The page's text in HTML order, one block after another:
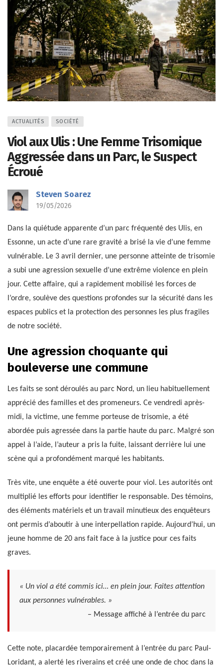
ACTUALITÉS SOCIÉTÉ
Viol aux Ulis : Une Femme Trisomique
Aggressée dans un Parc, le Suspect
Écroué
Steven Soarez
19/05/2026
Dans la quiétude apparente d’un parc fréquenté des Ulis, en
Essonne, un acte d’une rare gravité a brisé la vie d’une femme
vulnérable. Le 3 avril dernier, une personne atteinte de trisomie
a subi une agression sexuelle d’une extrême violence en plein
jour. Cette affaire, qui a rapidement mobilisé les forces de
l’ordre, soulève des questions profondes sur la sécurité dans les
espaces publics et la protection des personnes les plus fragiles
de notre société.
Une agression choquante qui
bouleverse une commune
Les faits se sont déroulés au parc Nord, un lieu habituellement
apprécié des familles et des promeneurs. Ce vendredi après-
midi, la victime, une femme porteuse de trisomie, a été
abordée puis agressée dans la partie haute du parc. Malgré son
appel à l’aide, l’auteur a pris la fuite, laissant derrière lui une
scène qui a profondément marqué les habitants.
Très vite, une enquête a été ouverte pour viol. Les autorités ont
multiplié les efforts pour identifier le responsable. Des témoins,
des éléments matériels et un travail minutieux des enquêteurs
ont permis d’aboutir à une interpellation rapide. Aujourd’hui, un
jeune homme de 20 ans fait face à la justice pour ces faits
graves.
« Un viol a été commis ici… en plein jour. Faites attention
aux personnes vulnérables. »
– Message affiché à l’entrée du parc
Cette note, placardée temporairement à l’entrée du parc Paul-
Loridant, a alerté les riverains et créé une onde de choc dans la